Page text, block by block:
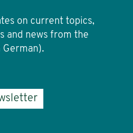
on current topics,
and news from the